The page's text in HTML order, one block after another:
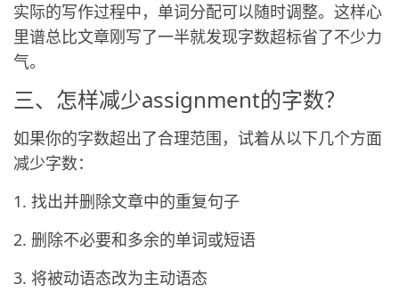
实际的写作过程中，单词分配可以随时调整。这样心
里谱总比文章刚写了一半就发现字数超标省了不少力
气。
三、怎样减少assignment的字数？
如果你的字数超出了合理范围，试着从以下几个方面
减少字数：
1. 找出并删除文章中的重复句子
2. 删除不必要和多余的单词或短语
3. 将被动语态改为主动语态